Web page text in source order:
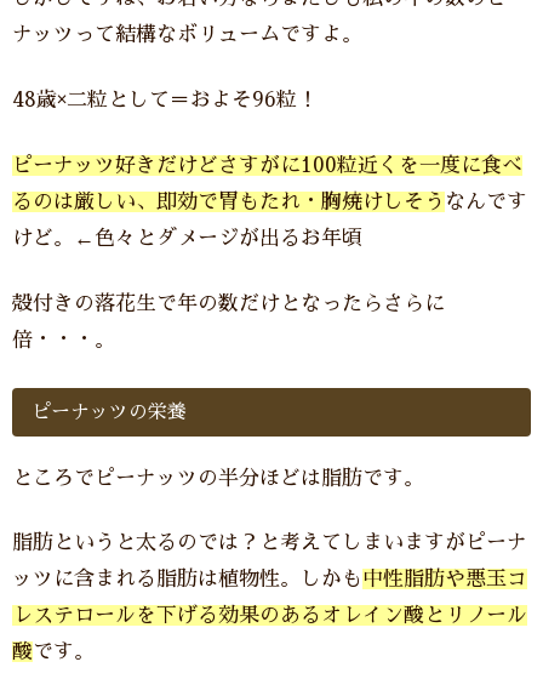
ナッツって結構なボリュームですよ。
48歳×二粒として＝およそ96粒！
ピーナッツ好きだけどさすがに100粒近くを一度に食べ
るのは厳しい、即効で胃もたれ・胸焼けしそう なんです
けど。←色々とダメージが出るお年頃
殻付きの落花生で年の数だけとなったらさらに
倍・・・。
ピーナッツの栄養
ところでピーナッツの半分ほどは脂肪です。
脂肪というと太るのでは？と考えてしまいますがピーナ
ッツに含まれる脂肪は植物性。しかも 中性脂肪や悪玉コ
レステロールを下げる効果のあるオレイン酸とリノール
酸です。